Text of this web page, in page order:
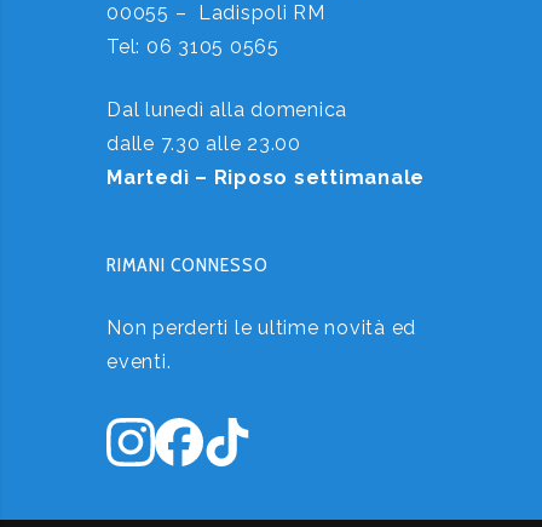
00055 – Ladispoli RM
Tel: 06 3105 0565
Dal lunedì alla domenica
dalle 7.30 alle 23.00
Martedì – Riposo settimanale
RIMANI CONNESSO
Non perderti le ultime novità ed
eventi.